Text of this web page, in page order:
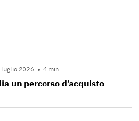
luglio 2026 4 min
un percorso d’acquisto